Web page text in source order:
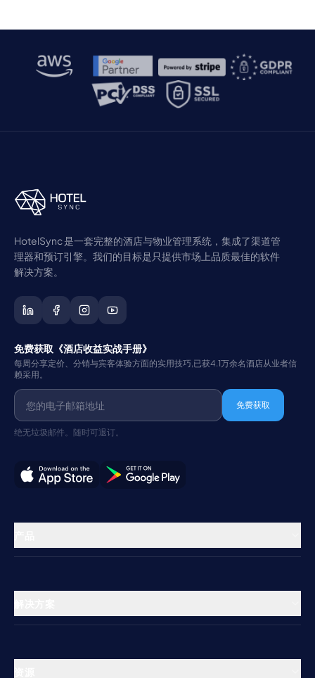
HotelSync 是一套完整的酒店与物业管理系统，集成了渠道管
理器和预订引擎。我们的目标是只提供市场上品质最佳的软件
解决方案。
免费获取《酒店收益实战手册》
每周分享定价、分销与宾客体验方面的实用技巧,已获4.1万余名酒店从业者信
赖采用。
免费获取
绝无垃圾邮件。随时可退订。
物业管理
酒店